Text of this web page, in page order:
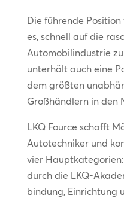
Die führende
es, schnell auf die
Automobilindustrie
unterhält auch eine
dem größten
Großhändlern in den
LKQ Fource schafft
Autotechniker und
vier
durch die LKQ-
bindung, Einrichtung